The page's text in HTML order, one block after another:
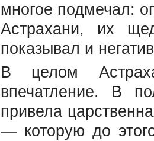
многое подмечал:
Астрахани, их
показывал и
В целом
впечатление. В
привела
— которую до